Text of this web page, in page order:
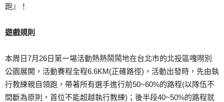
跑』！
遊戲規則
本周日7月26日第一場活動熱熱鬧鬧地在台北市的北投區嘎嘮別
公園展開，活動賽程全程6.6KM(正確路徑)，活動出發時，先由執
行教練親自領跑，帶著所有選手進行前50~60%的路程(以隊伍不
間斷為原則，首位不能超越執行教練)；後半段40~50%的路程就